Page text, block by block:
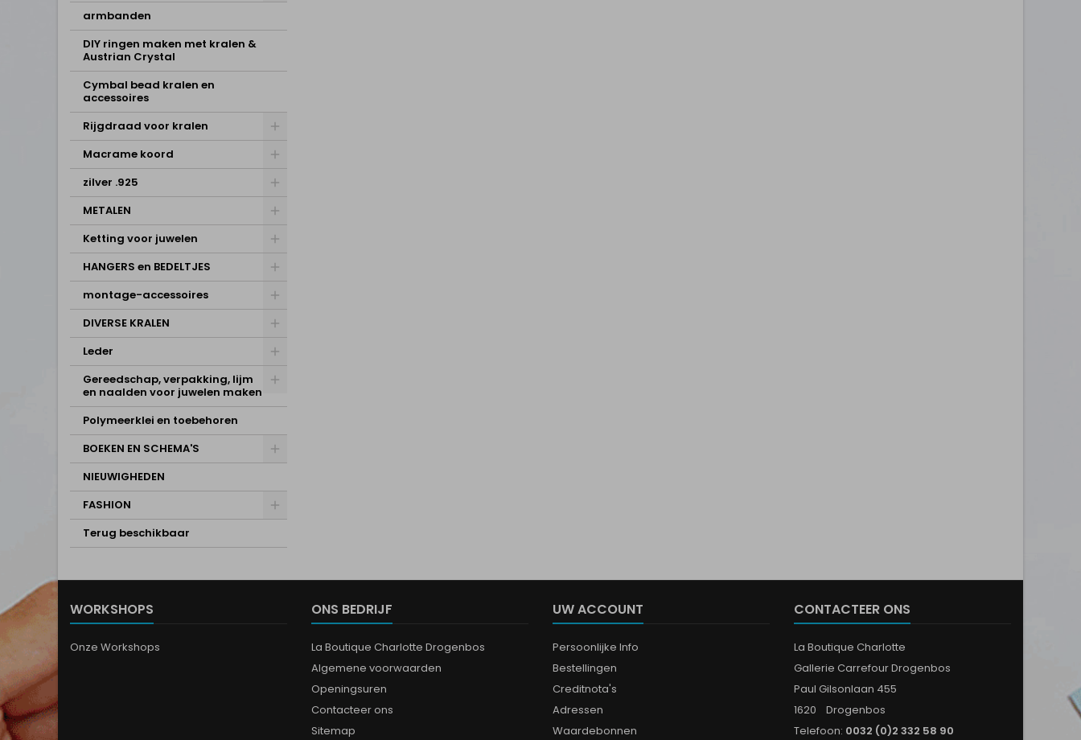
armbanden
DIY ringen maken met kralen &
Austrian Crystal
Cymbal bead kralen en
accessoires
Rijgdraad voor kralen
Macrame koord
zilver .925
METALEN
Ketting voor juwelen
HANGERS en BEDELTJES
montage-accessoires
DIVERSE KRALEN
Leder
Gereedschap, verpakking, lijm
en naalden voor juwelen maken
Polymeerklei en toebehoren
BOEKEN EN SCHEMA'S
NIEUWIGHEDEN
FASHION
Terug beschikbaar
WORKSHOPS
Onze Workshops
ONS BEDRIJF
La Boutique Charlotte Drogenbos
Algemene voorwaarden
Openingsuren
Contacteer ons
Sitemap
UW ACCOUNT
Persoonlijke Info
Bestellingen
Creditnota's
Adressen
Waardebonnen
CONTACTEER ONS
La Boutique Charlotte
Gallerie Carrefour Drogenbos
Paul Gilsonlaan 455
1620 Drogenbos
Telefoon: 0032 (0)2 332 58 90